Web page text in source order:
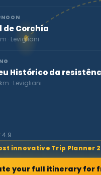
de Corchia
· Levigliani
Histórico da
· Levigliani
4.9
innovative Trip Planner
your full itinerary for